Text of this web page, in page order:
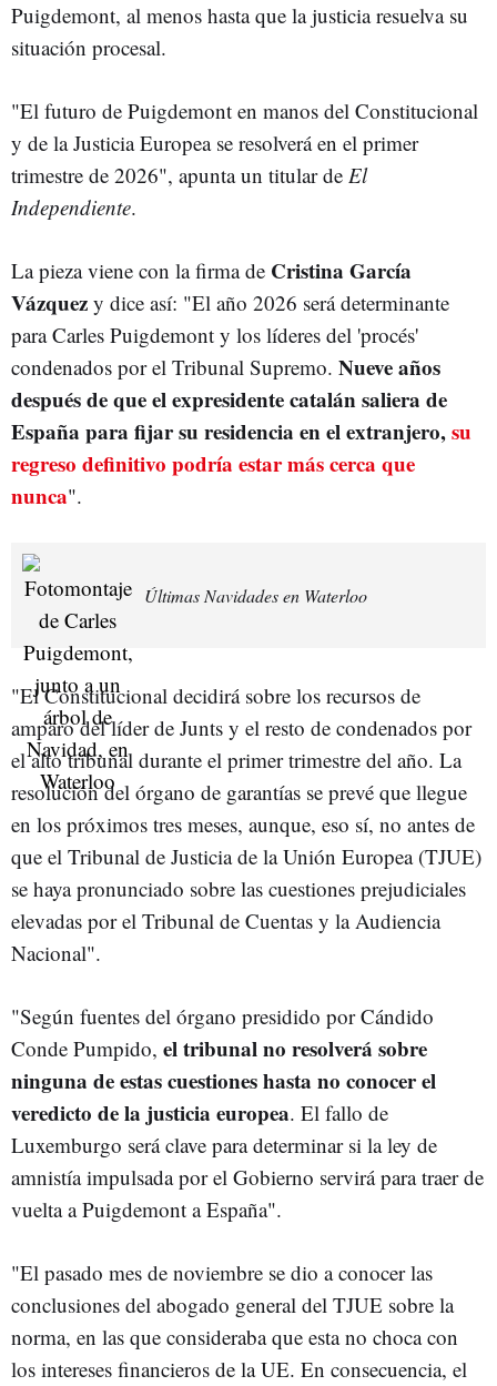
Puigdemont, al menos hasta que la justicia resuelva su
situación procesal.
"El futuro de Puigdemont en manos del Constitucional
y de la Justicia Europea se resolverá en el primer
trimestre de 2026", apunta un titular de El
Independiente.
La pieza viene con la firma de Cristina García
Vázquez y dice así: "El año 2026 será determinante
para Carles Puigdemont y los líderes del 'procés'
condenados por el Tribunal Supremo. Nueve años
después de que el expresidente catalán saliera de
España para fijar su residencia en el extranjero,su
regreso definitivo podría estar más cerca que
nunca".
Últimas Navidades en Waterloo
"El Constitucional decidirá sobre los recursos de
amparo del líder de Junts y el resto de condenados por
el alto tribunal durante el primer trimestre del año. La
resolución del órgano de garantías se prevé que llegue
en los próximos tres meses, aunque, eso sí, no antes de
que el Tribunal de Justicia de la Unión Europea (TJUE)
se haya pronunciado sobre las cuestiones prejudiciales
elevadas por el Tribunal de Cuentas y la Audiencia
Nacional".
"Según fuentes del órgano presidido por Cándido
Conde Pumpido, el tribunal no resolverá sobre
ninguna de estas cuestiones hasta no conocer el
veredicto de la justicia europea. El fallo de
Luxemburgo será clave para determinar si la ley de
amnistía impulsada por el Gobierno servirá para traer de
vuelta a Puigdemont a España".
"El pasado mes de noviembre se dio a conocer las
conclusiones del abogado general del TJUE sobre la
norma, en las que consideraba que esta no choca con
los intereses financieros de la UE. En consecuencia, el